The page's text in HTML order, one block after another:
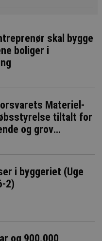
skal bygge
boliger i
Materiel-
tiltalt for
og grov
i byggeriet (Uge
2)
og 900.000